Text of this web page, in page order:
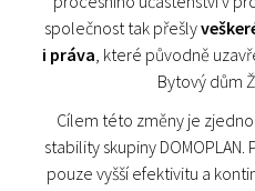
společnost tak přešly
i práva, které původně
Bytový dům
Cílem této změny je
stability skupiny
pouze vyšší efektivitu a